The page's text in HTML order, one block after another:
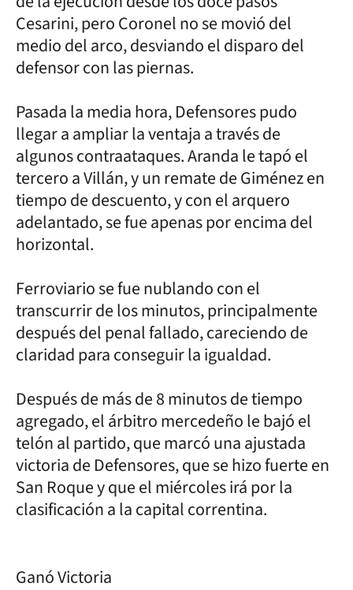
Cesarini, pero Coronel no se movió del
medio del arco, desviando el disparo del
defensor con las piernas.
Pasada la media hora, Defensores pudo
llegar a ampliar la ventaja a través de
algunos contraataques. Aranda le tapó el
tercero a Villán, y un remate de Giménez en
tiempo de descuento, y con el arquero
adelantado, se fue apenas por encima del
horizontal.
Ferroviario se fue nublando con el
transcurrir de los minutos, principalmente
después del penal fallado, careciendo de
claridad para conseguir la igualdad.
Después de más de 8 minutos de tiempo
agregado, el árbitro mercedeño le bajó el
telón al partido, que marcó una ajustada
victoria de Defensores, que se hizo fuerte en
San Roque y que el miércoles irá por la
clasificación a la capital correntina.
Ganó Victoria